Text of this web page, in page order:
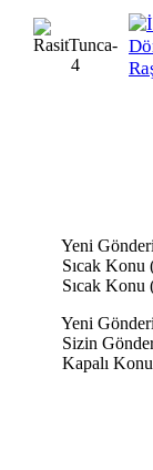
Yeni
Sıcak Konu
Sıcak
Yeni
Sizin
Kapalı Konu